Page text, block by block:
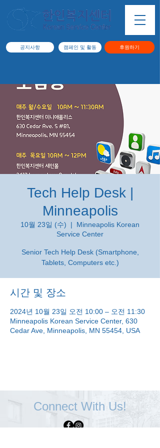
공지사항 캠페인 및 활동 후원하기
Tech Help Desk |
Minneapolis
10월 23일 (수)
  |
Minneapolis Korean
Service Center
Senior Tech Help Desk (Smartphone,
Tablets, Computers etc.)
시간 및 장소
2024년 10월 23일 오전 10:00 – 오전 11:30
Minneapolis Korean Service Center, 630
Cedar Ave, Minneapolis, MN 55454, USA
Connect With Us!